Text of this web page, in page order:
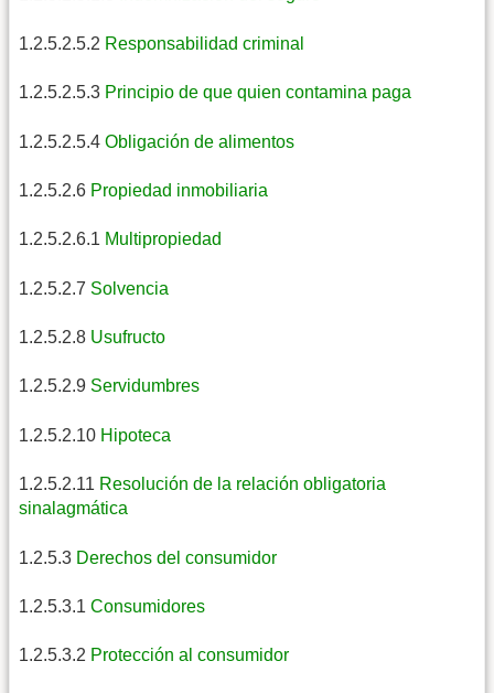
1.2.5.2.5.2 Responsabilidad criminal
1.2.5.2.5.3 Principio de que quien contamina paga
1.2.5.2.5.4 Obligación de alimentos
1.2.5.2.6 Propiedad inmobiliaria
1.2.5.2.6.1 Multipropiedad
1.2.5.2.7 Solvencia
1.2.5.2.8 Usufructo
1.2.5.2.9 Servidumbres
1.2.5.2.10 Hipoteca
1.2.5.2.11 Resolución de la relación obligatoria
sinalagmática
1.2.5.3 Derechos del consumidor
1.2.5.3.1 Consumidores
1.2.5.3.2 Protección al consumidor